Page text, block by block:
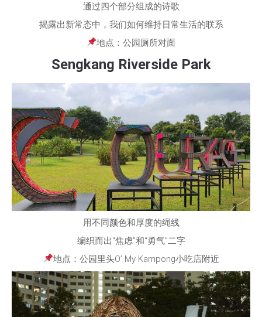
通过四个部分组成的诗歌
揭露出新常态中，我们如何维持日常生活的联系
地点：公园厕所对面
Sengkang Riverside Park
用不同颜色和厚度的绳线
编织而出“焦虑”和“勇气”二字
地点：公园里头O’ My Kampong小吃店附近